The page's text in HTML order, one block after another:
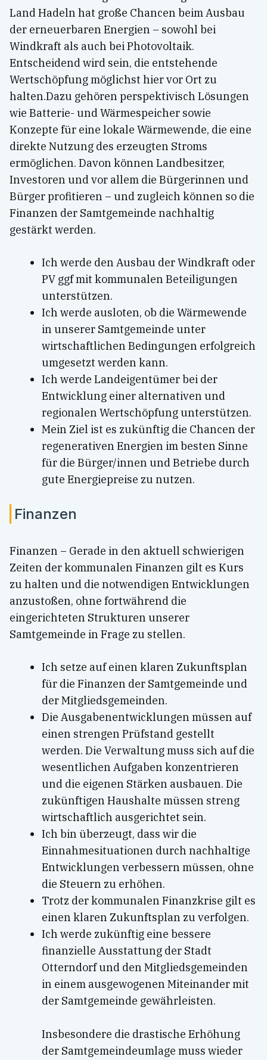
Land Hadeln hat große Chancen beim Ausbau
der erneuerbaren Energien – sowohl bei
Windkraft als auch bei Photovoltaik.
Entscheidend wird sein, die entstehende
Wertschöpfung möglichst hier vor Ort zu
halten.Dazu gehören perspektivisch Lösungen
wie Batterie- und Wärmespeicher sowie
Konzepte für eine lokale Wärmewende, die eine
direkte Nutzung des erzeugten Stroms
ermöglichen. Davon können Landbesitzer,
Investoren und vor allem die Bürgerinnen und
Bürger profitieren – und zugleich können so die
Finanzen der Samtgemeinde nachhaltig
gestärkt werden.
Ich werde den Ausbau der Windkraft oder
PV ggf mit kommunalen Beteiligungen
unterstützen.
Ich werde ausloten, ob die Wärmewende
in unserer Samtgemeinde unter
wirtschaftlichen Bedingungen erfolgreich
umgesetzt werden kann.
Ich werde Landeigentümer bei der
Entwicklung einer alternativen und
regionalen Wertschöpfung unterstützen.
Mein Ziel ist es zukünftig die Chancen der
regenerativen Energien im besten Sinne
für die Bürger/innen und Betriebe durch
gute Energiepreise zu nutzen.
Finanzen
Finanzen – Gerade in den aktuell schwierigen
Zeiten der kommunalen Finanzen gilt es Kurs
zu halten und die notwendigen Entwicklungen
anzustoßen, ohne fortwährend die
eingerichteten Strukturen unserer
Samtgemeinde in Frage zu stellen.
Ich setze auf einen klaren Zukunftsplan
für die Finanzen der Samtgemeinde und
der Mitgliedsgemeinden.
Die Ausgabenentwicklungen müssen auf
einen strengen Prüfstand gestellt
werden. Die Verwaltung muss sich auf die
wesentlichen Aufgaben konzentrieren
und die eigenen Stärken ausbauen. Die
zukünftigen Haushalte müssen streng
wirtschaftlich ausgerichtet sein.
Ich bin überzeugt, dass wir die
Einnahmesituationen durch nachhaltige
Entwicklungen verbessern müssen, ohne
die Steuern zu erhöhen.
Trotz der kommunalen Finanzkrise gilt es
einen klaren Zukunftsplan zu verfolgen.
Ich werde zukünftig eine bessere
finanzielle Ausstattung der Stadt
Otterndorf und den Mitgliedsgemeinden
in einem ausgewogenen Miteinander mit
der Samtgemeinde gewährleisten.
Insbesondere die drastische Erhöhung
der Samtgemeindeumlage muss wieder